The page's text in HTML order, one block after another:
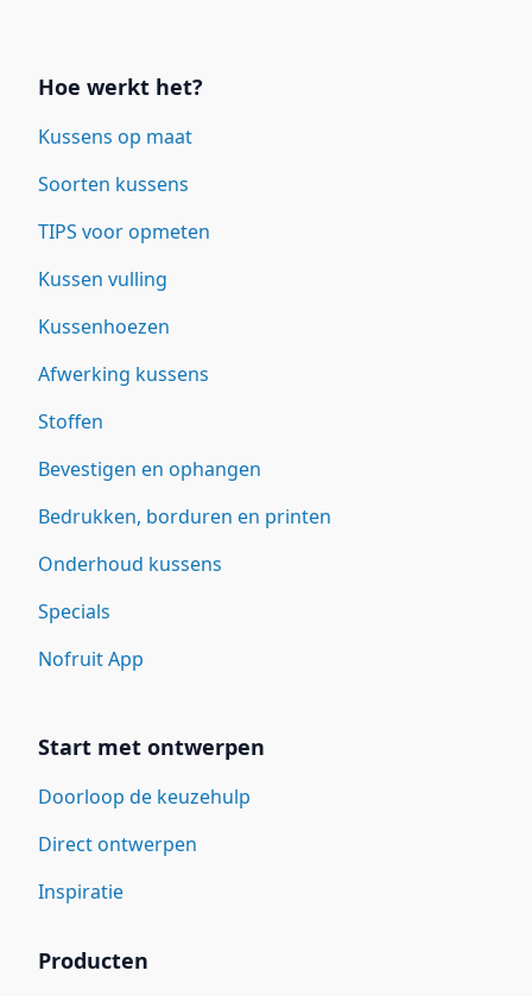
Hoe werkt het?
Kussens op maat
Soorten kussens
TIPS voor opmeten
Kussen vulling
Kussenhoezen
Afwerking kussens
Stoffen
Bevestigen en ophangen
Bedrukken, borduren en printen
Onderhoud kussens
Specials
Nofruit App
Start met ontwerpen
Doorloop de keuzehulp
Direct ontwerpen
Inspiratie
Producten